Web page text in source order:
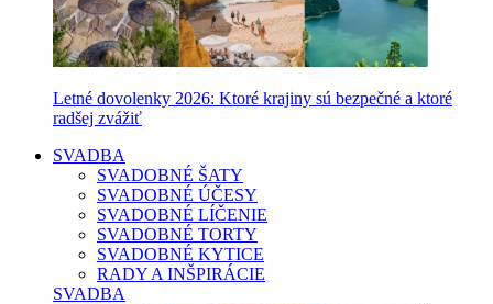
Letné dovolenky 2026: Ktoré krajiny sú bezpečné a ktoré
radšej zvážiť
SVADBA
SVADOBNÉ ŠATY
SVADOBNÉ ÚČESY
SVADOBNÉ LÍČENIE
SVADOBNÉ TORTY
SVADOBNÉ KYTICE
RADY A INŠPIRÁCIE
SVADBA